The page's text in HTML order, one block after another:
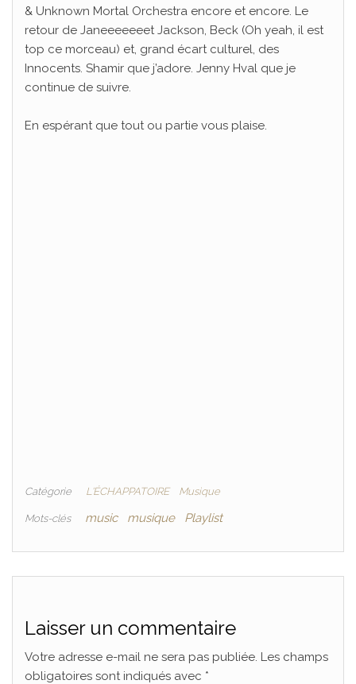
& Unknown Mortal Orchestra encore et encore. Le
retour de Janeeeeeeet Jackson, Beck (Oh yeah, il est
top ce morceau) et, grand écart culturel, des
Innocents. Shamir que j’adore. Jenny Hval que je
continue de suivre.
En espérant que tout ou partie vous plaise.
Catégorie L'ÉCHAPPATOIRE Musique
Mots-clés music musique Playlist
Laisser un commentaire
Votre adresse e-mail ne sera pas publiée. Les champs
obligatoires sont indiqués avec *